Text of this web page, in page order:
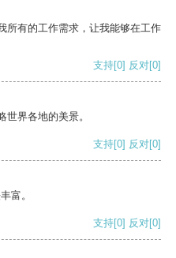
所有的工作需求，让我能够在工作
支持[0] 反对[0]
界各地的美景。
支持[0] 反对[0]
富。
支持[0] 反对[0]